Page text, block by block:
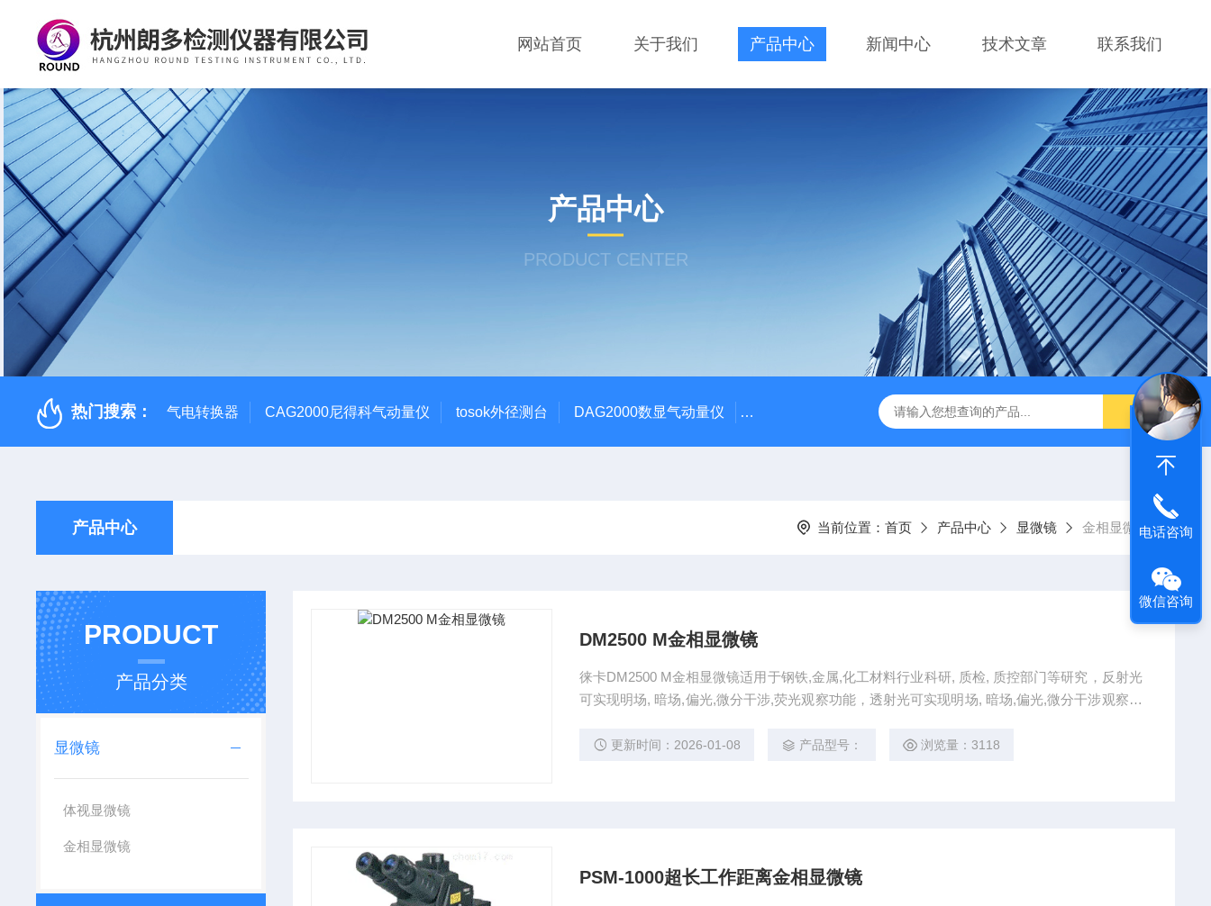
网站首页 关于我们 产品中心 新闻中心 技术文章 联系我们
产品中心
PRODUCT CENTER
热门搜索： 气电转换器 CAG2000尼得科气动量仪 tosok外径测台 DAG2000数显气动量仪 TOSOK气动量仪CAG2000 X-MET8000手持式X荧光光谱仪
产品中心 当前位置： 首页 产品中心 显微镜 金相显微镜
PRODUCT
产品分类
显微镜
体视显微镜
金相显微镜
DM2500 M金相显微镜
徕卡DM2500 M金相显微镜适用于钢铁,金属,化工材料行业科研, 质检, 质控部门等研究，反射光
可实现明场, 暗场,偏光,微分干涉,荧光观察功能，透射光可实现明场, 暗场,偏光,微分干涉观察功
更新时间：2026-01-08 产品型号： 浏览量：3118
PSM-1000超长工作距离金相显微镜
电话咨询
微信咨询